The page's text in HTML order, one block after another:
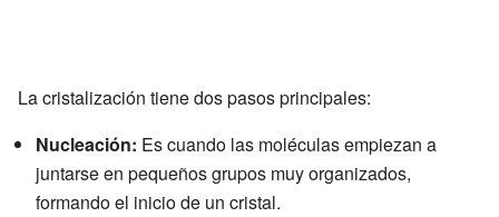
La cristalización tiene dos pasos principales:
Nucleación: Es cuando las moléculas empiezan a
juntarse en pequeños grupos muy organizados,
formando el inicio de un cristal.